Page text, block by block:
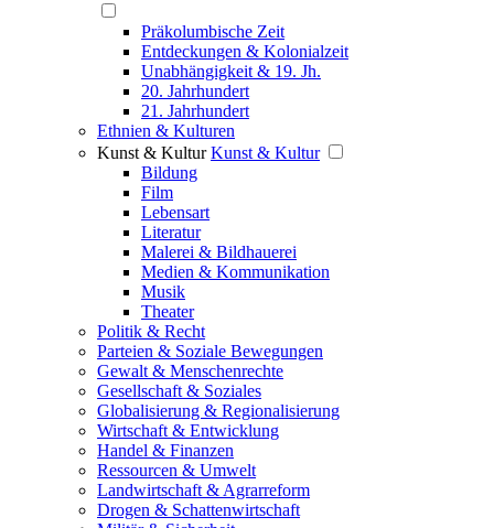
Präkolumbische Zeit
Entdeckungen & Kolonialzeit
Unabhängigkeit & 19. Jh.
20. Jahrhundert
21. Jahrhundert
Ethnien & Kulturen
Kunst & Kultur Kunst & Kultur
Bildung
Film
Lebensart
Literatur
Malerei & Bildhauerei
Medien & Kommunikation
Musik
Theater
Politik & Recht
Parteien & Soziale Bewegungen
Gewalt & Menschenrechte
Gesellschaft & Soziales
Globalisierung & Regionalisierung
Wirtschaft & Entwicklung
Handel & Finanzen
Ressourcen & Umwelt
Landwirtschaft & Agrarreform
Drogen & Schattenwirtschaft